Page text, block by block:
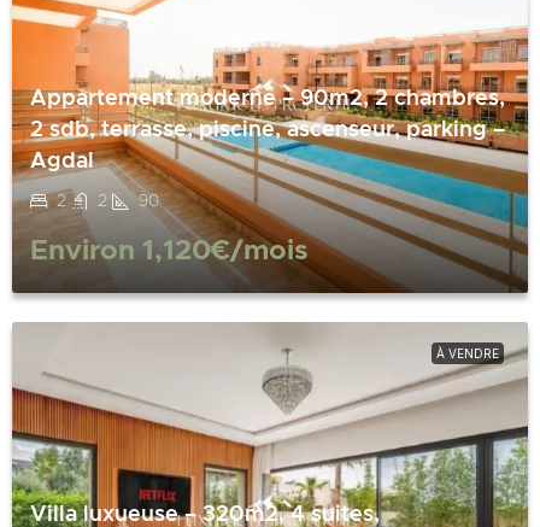
Appartement moderne – 90m2, 2 chambres,
2 sdb, terrasse, piscine, ascenseur, parking –
Agdal
2 2 90
Environ 1,120€/mois
À VENDRE
Villa luxueuse – 320m2, 4 suites,